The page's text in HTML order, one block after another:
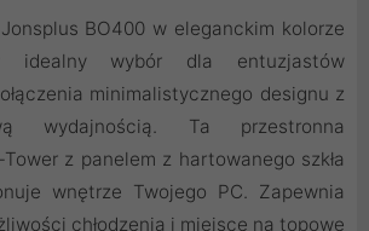
BO400 w eleganckim kolorze
idealny wybór dla entuzjastów
minimalistycznego designu z
wydajnością. Ta przestronna
z panelem z hartowanego szkła
wnętrze Twojego PC. Zapewnia
chłodzenia i miejsce na topowe